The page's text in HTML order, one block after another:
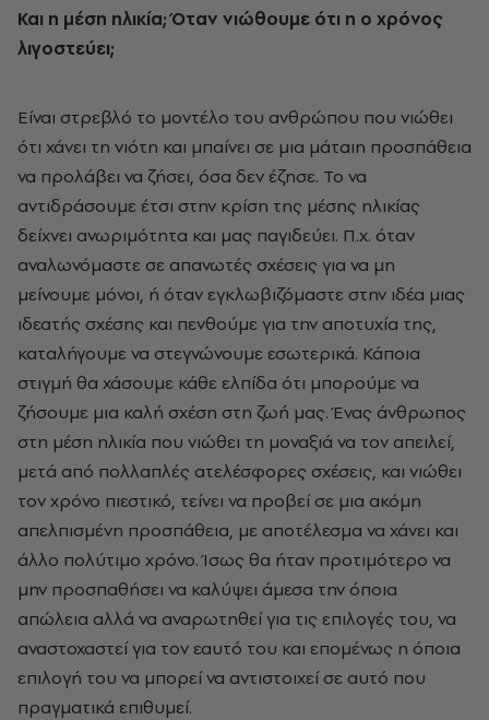
Και η μέση ηλικία; Όταν νιώθουμε ότι η ο χρόνος
λιγοστεύει;
Είναι στρεβλό το μοντέλο του ανθρώπου που νιώθει
ότι χάνει τη νιότη και μπαίνει σε μια μάταιη προσπάθεια
να προλάβει να ζήσει, όσα δεν έζησε. Το να
αντιδράσουμε έτσι στην κρίση της μέσης ηλικίας
δείχνει ανωριμότητα και μας παγιδεύει. Π.χ. όταν
αναλωνόμαστε σε απανωτές σχέσεις για να μη
μείνουμε μόνοι, ή όταν εγκλωβιζόμαστε στην ιδέα μιας
ιδεατής σχέσης και πενθούμε για την αποτυχία της,
καταλήγουμε να στεγνώνουμε εσωτερικά. Κάποια
στιγμή θα χάσουμε κάθε ελπίδα ότι μπορούμε να
ζήσουμε μια καλή σχέση στη ζωή μας. Ένας άνθρωπος
στη μέση ηλικία που νιώθει τη μοναξιά να τον απειλεί,
μετά από πολλαπλές ατελέσφορες σχέσεις, και νιώθει
τον χρόνο πιεστικό, τείνει να προβεί σε μια ακόμη
απελπισμένη προσπάθεια, με αποτέλεσμα να χάνει και
άλλο πολύτιμο χρόνο. Ίσως θα ήταν προτιμότερο να
μην προσπαθήσει να καλύψει άμεσα την όποια
απώλεια αλλά να αναρωτηθεί για τις επιλογές του, να
αναστοχαστεί για τον εαυτό του και επομένως η όποια
επιλογή του να μπορεί να αντιστοιχεί σε αυτό που
πραγματικά επιθυμεί.